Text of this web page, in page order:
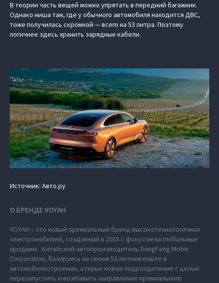
В теории часть вещей можно упрятать в передний багажник.
Однако ниша там, где у обычного автомобиля находится ДВС,
тоже получилась скромной — всего на 53 литра. Поэтому
логичнее здесь хранить зарядные кабели.
Источник: Авто.ру
О БРЕНДЕ VOYAH
VOYAH – это новый премиальный бренд высокотехнологичных
электромобилей, созданный в 2018 с фокусом на глобальные
продажи. Китайский автопроизводитель DongFeng Motor
Corporation, базируясь на своем 53-летнем опыте в
автомобилестроении, открыл новое подразделение с целью
перезапустить и возглавить направление премиального